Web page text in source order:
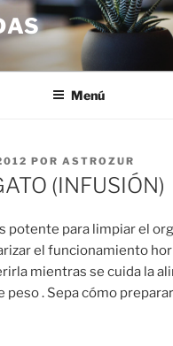
Menú
POR ASTROZUR
(INFUSIÓN)
potente para limpiar el
el funcionamiento
mientras se cuida la
peso . Sepa cómo